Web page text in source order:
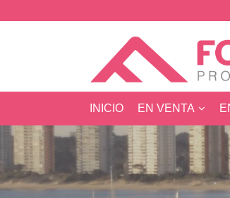
INICIO EN VENTA